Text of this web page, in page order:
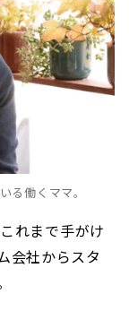
る働くママ。
れまで手がけ
会社からスタ